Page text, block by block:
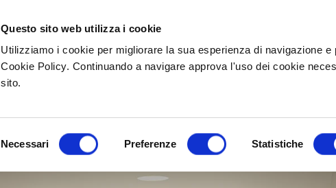
Questo sito web utilizza i cookie
Utilizziamo i cookie per migliorare la sua esperienza di navigazione
Cookie Policy. Continuando a navigare approva l'uso dei cookie
sito.
Necessari Preferenze Statistiche
Tutte le categorie